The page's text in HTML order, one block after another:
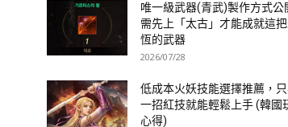
唯一級武器(青武)製作方式公
需先上「太古」才能成就這
恆的武器
2026/07/28
低成本火妖技能選擇推薦，
一招紅技就能輕鬆上手 (韓國
心得)